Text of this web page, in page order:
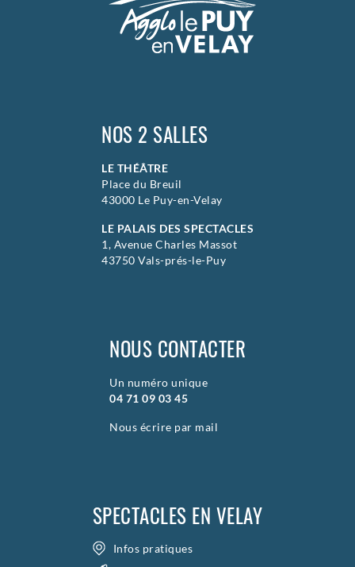
NOS 2 SALLES
LE THÉÂTRE
Place du Breuil
43000 Le Puy-en-Velay
LE PALAIS DES SPECTACLES
1, Avenue Charles Massot
43750 Vals-prés-le-Puy
NOUS CONTACTER
Un numéro unique
04 71 09 03 45
Nous écrire par mail
SPECTACLES EN VELAY
Infos pratiques